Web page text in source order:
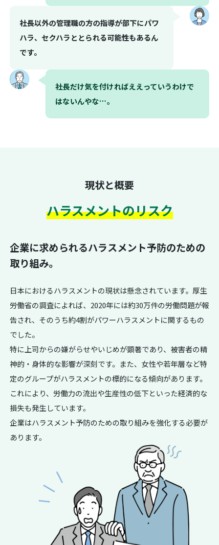
社長以外の管理職の方の指導が部下にパワ
ハラ、セクハラととられる可能性もあるん
です。
社長だけ気を付ければええっていうわけで
はないんやな…。
現状と概要
ハラスメントのリスク
企業に求められるハラスメント予防のための
取り組み。
日本におけるハラスメントの現状は懸念されています。厚生
労働省の調査によれば、2020年には約30万件の労働問題が報
告され、そのうち約4割がパワーハラスメントに関するもの
でした。
特に上司からの嫌がらせやいじめが顕著であり、被害者の精
神的・身体的な影響が深刻です。また、女性や若年層など特
定のグループがハラスメントの標的になる傾向があります。
これにより、労働力の流出や生産性の低下といった経済的な
損失も発生しています。
企業はハラスメント予防のための取り組みを強化する必要が
あります。